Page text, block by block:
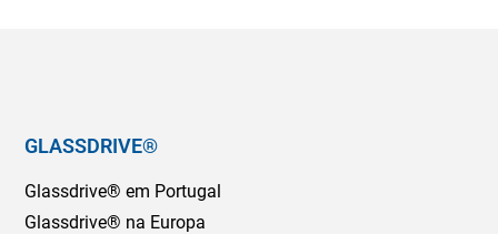
GLASSDRIVE®
Glassdrive® em Portugal
Glassdrive® na Europa